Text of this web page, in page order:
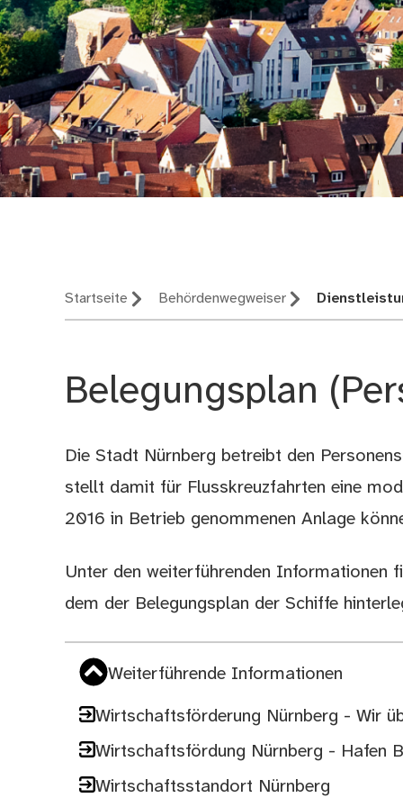
Startseite Behördenwegweiser
Belegungsplan
Beschreibung
Die Stadt Nürnberg betreibt den
stellt damit für Flusskreuzfahrten eine
2016 in Betrieb genommenen Anlage
Unter den weiterführenden Informationen
dem der Belegungsplan der Schiffe
Weiterführende Informationen
Wirtschaftsförderung Nürnberg - Wir
Wirtschaftsfördung Nürnberg - Hafen
Wirtschaftsstandort Nürnberg